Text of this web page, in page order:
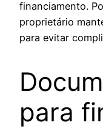
financiamento.
proprietário
para evitar
para